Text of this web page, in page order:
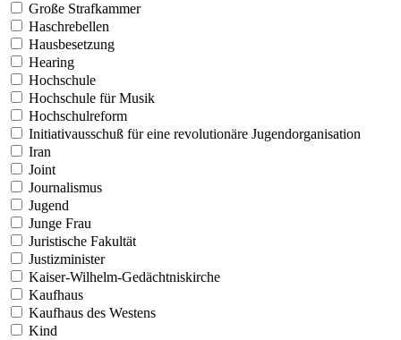
Große Strafkammer
Haschrebellen
Hausbesetzung
Hearing
Hochschule
Hochschule für Musik
Hochschulreform
Initiativausschuß für eine revolutionäre Jugendorganisation
Iran
Joint
Journalismus
Jugend
Junge Frau
Juristische Fakultät
Justizminister
Kaiser-Wilhelm-Gedächtniskirche
Kaufhaus
Kaufhaus des Westens
Kind